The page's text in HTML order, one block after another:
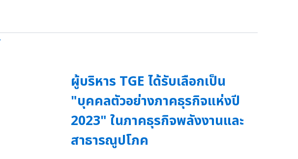
ผู้บริหาร TGE ได้รับเลือกเป็น
"บุคคลตัวอย่างภาคธุรกิจแห่งปี
2023" ในภาคธุรกิจพลังงานและ
สาธารณูปโภค